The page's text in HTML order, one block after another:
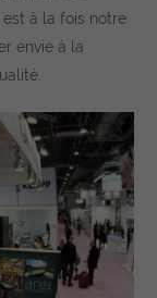
à la fois notre
envie à la
base et sont
Informationen
Website nutzen.